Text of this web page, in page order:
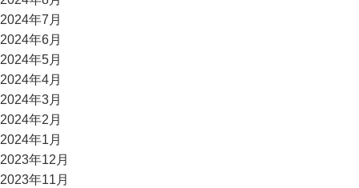
2024年7月
2024年6月
2024年5月
2024年4月
2024年3月
2024年2月
2024年1月
2023年12月
2023年11月